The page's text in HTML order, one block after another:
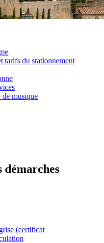
tarifs du stationnement
musique
démarches
(certificat